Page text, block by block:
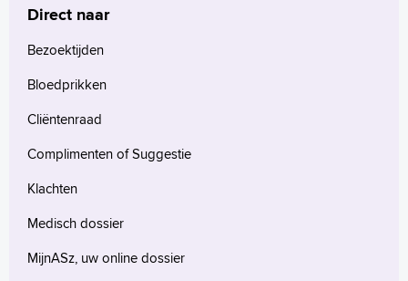
Direct naar
Bezoektijden
Bloedprikken
Cliëntenraad
Complimenten of Suggestie
Klachten
Medisch dossier
MijnASz, uw online dossier